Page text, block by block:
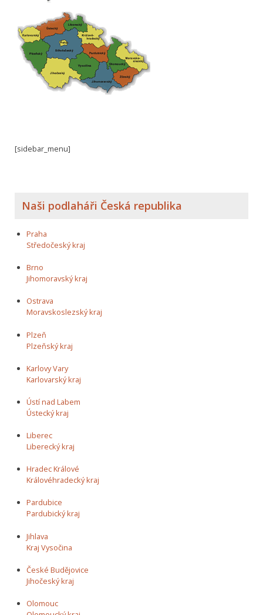
[sidebar_menu]
Naši podlaháři Česká republika
Praha
Středočeský kraj
Brno
Jihomoravský kraj
Ostrava
Moravskoslezský kraj
Plzeň
Plzeňský kraj
Karlovy Vary
Karlovarský kraj
Ústí nad Labem
Ústecký kraj
Liberec
Liberecký kraj
Hradec Králové
Královéhradecký kraj
Pardubice
Pardubický kraj
Jihlava
Kraj Vysočina
České Budějovice
Jihočeský kraj
Olomouc